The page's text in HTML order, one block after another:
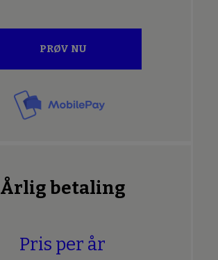
PRØV NU
Årlig betaling
Pris per år